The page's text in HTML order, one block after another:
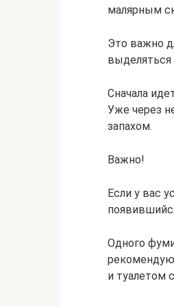
малярным
Это важно
выделяться
Сначала
Уже через
запахом.
Важно!
Если у вас
Одного
и туалетом